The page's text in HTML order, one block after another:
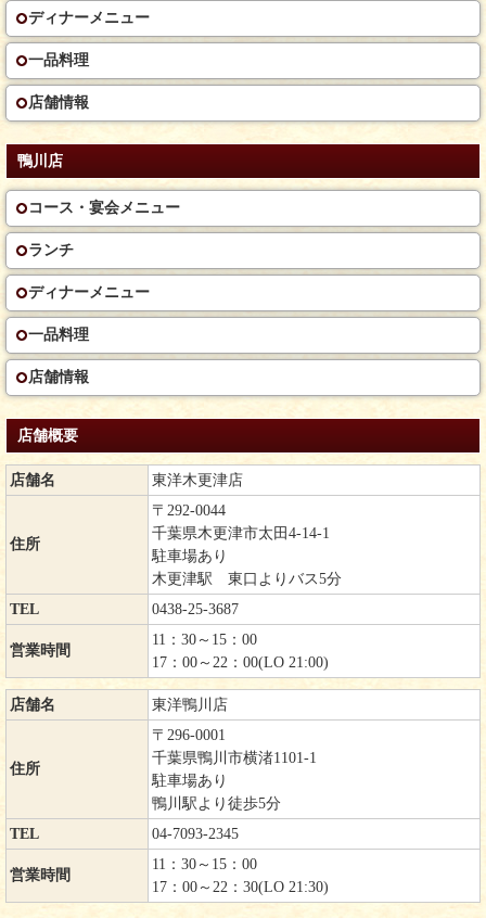
ディナーメニュー
一品料理
店舗情報
鴨川店
コース・宴会メニュー
ランチ
ディナーメニュー
一品料理
店舗情報
店舗概要
店舗名 東洋木更津店
住所
〒292-0044
千葉県木更津市太田4-14-1
駐車場あり
木更津駅 東口よりバス5分
TEL
0438-25-3687
営業時間
11：30～15：00
17：00～22：00(LO 21:00)
店舗名 東洋鴨川店
住所
〒296-0001
千葉県鴨川市横渚1101-1
駐車場あり
鴨川駅より徒歩5分
TEL
04-7093-2345
営業時間
11：30～15：00
17：00～22：30(LO 21:30)